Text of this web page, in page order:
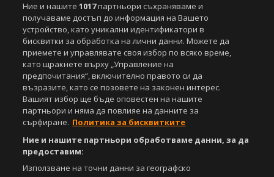
Ние и нашите1017партньори съхраняваме и
получаваме достъп до информация на Вашето
устройство, като уникални идентификатори в
бисквитки за обработка на лични данни. Можете да
приемете и управлявате своя избор по всяко време,
като щракнете върху „Управление на
предпочитания“, включително правото си да
възразите, като се позовете на законен интерес.
Вашият избор ще бъде оповестен на нашите
партньори и няма да повлияе на данните за
сърфиране. Политика за бисквитките
Ние и нашите партньори обработваме данни, за да
предоставим:
Използване на точни данни за географско